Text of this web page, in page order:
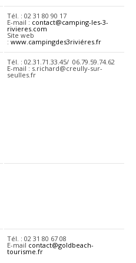
Tél. : 02 31 80 90 17
E-mail : contact@camping-les-3-
rivieres.com
Site web
: www.campingdes3riviéres.fr
Tél. : 02.31.71.33.45/ 06.79.59.74.62
E-mail : s.richard@creully-sur-
seulles.fr
Tél. : 02 31 80 67 08
E-mail contact@goldbeach-
tourisme.fr